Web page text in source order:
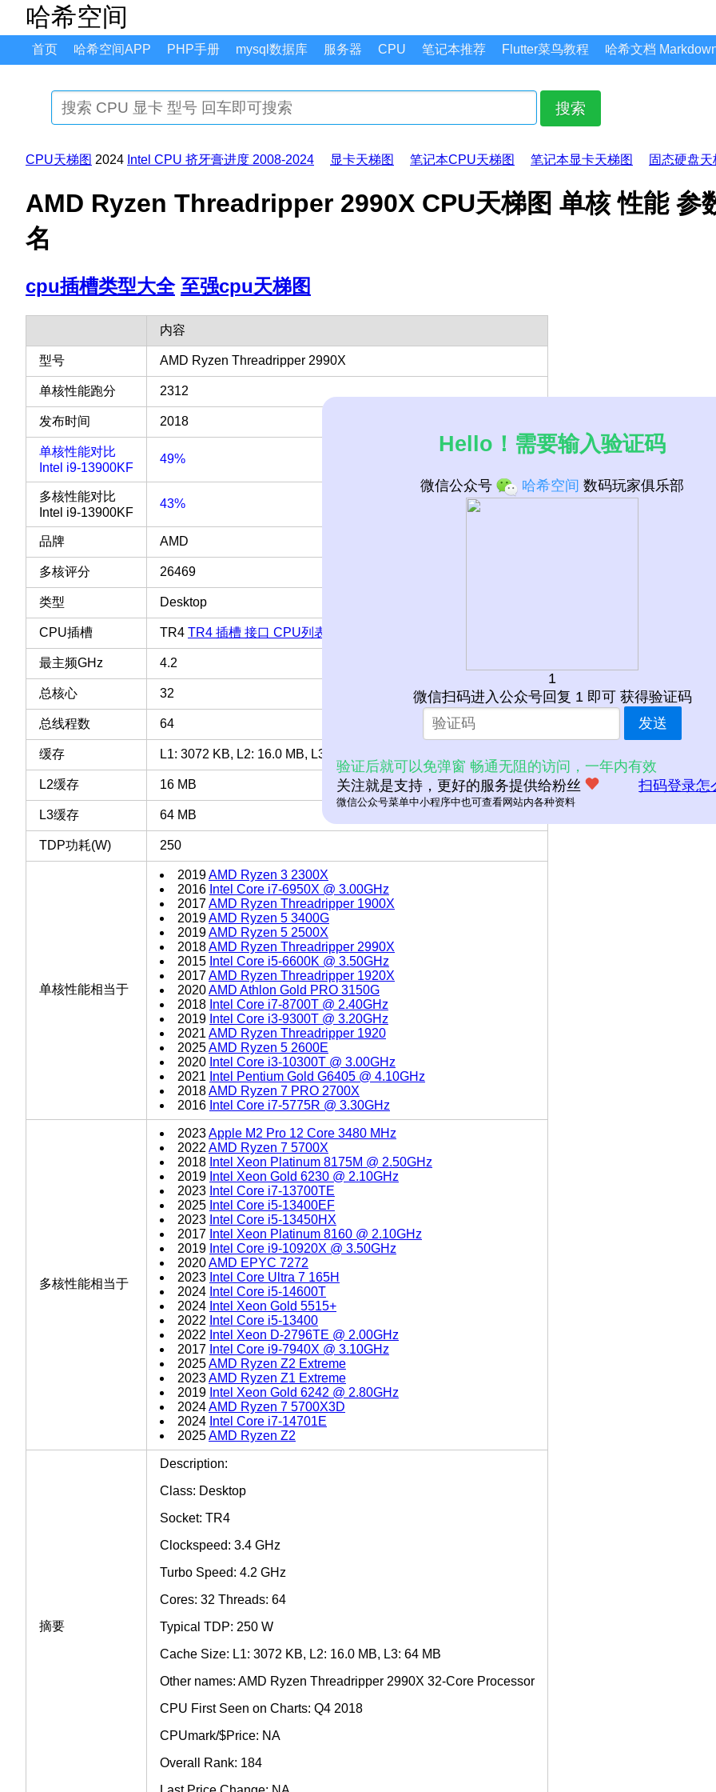
哈希空间
首页 哈希空间APP PHP手册 mysql数据库 服务器 CPU 笔记本推荐 Flutter菜鸟教程 哈希文档
搜索
CPU天梯图 2024 Intel CPU 挤牙膏进度 2008-2024 显卡天梯图 笔记本CPU天梯图 笔记本显卡天梯图 固态硬盘天
AMD Ryzen Threadripper 2990X CPU天梯图 单核 性能 参
名
cpu插槽类型大全 至强cpu天梯图
内容
型号 AMD Ryzen Threadripper 2990X
单核性能跑分 2312
发布时间 2018
单核性能对比
Intel i9-13900KF
49%
多核性能对比
Intel i9-13900KF
43%
品牌 AMD
多核评分 26469
类型 Desktop
CPU插槽 TR4 TR4 插槽 接口 CPU列表
最主频GHz 4.2
总核心 32
总线程数 64
缓存 L1: 3072 KB, L2: 16.0 MB, L3: 64 MB
L2缓存 16 MB
L3缓存 64 MB
TDP功耗(W) 250
单核性能相当于
2019AMD Ryzen 3 2300X
2016 Intel Core i7-6950X @ 3.00GHz
2017AMD Ryzen Threadripper 1900X
2019AMD Ryzen 5 3400G
2019AMD Ryzen 5 2500X
2018AMD Ryzen Threadripper 2990X
2015 Intel Core i5-6600K @ 3.50GHz
2017AMD Ryzen Threadripper 1920X
2020AMD Athlon Gold PRO 3150G
2018 Intel Core i7-8700T @ 2.40GHz
2019 Intel Core i3-9300T @ 3.20GHz
2021 AMD Ryzen Threadripper 1920
2025AMD Ryzen 5 2600E
2020 Intel Core i3-10300T @ 3.00GHz
2021 Intel Pentium Gold G6405 @ 4.10GHz
2018AMD Ryzen 7 PRO 2700X
2016 Intel Core i7-5775R @ 3.30GHz
多核性能相当于
2023Apple M2 Pro 12 Core 3480 MHz
2022 AMD Ryzen 7 5700X
2018 Intel Xeon Platinum 8175M @ 2.50GHz
2019 Intel Xeon Gold 6230 @ 2.10GHz
2023 Intel Core i7-13700TE
2025 Intel Core i5-13400EF
2023 Intel Core i5-13450HX
2017 Intel Xeon Platinum 8160 @ 2.10GHz
2019 Intel Core i9-10920X @ 3.50GHz
2020AMD EPYC 7272
2023 Intel Core Ultra 7 165H
2024 Intel Core i5-14600T
2024 Intel Xeon Gold 5515+
2022 Intel Core i5-13400
2022 Intel Xeon D-2796TE @ 2.00GHz
2017 Intel Core i9-7940X @ 3.10GHz
2025AMD Ryzen Z2 Extreme
2023AMD Ryzen Z1 Extreme
2019 Intel Xeon Gold 6242 @ 2.80GHz
2024AMD Ryzen 7 5700X3D
2024 Intel Core i7-14701E
2025AMD Ryzen Z2
摘要
Description:
Class: Desktop
Socket: TR4
Clockspeed: 3.4 GHz
Turbo Speed: 4.2 GHz
Cores: 32 Threads: 64
Typical TDP: 250 W
Cache Size: L1: 3072 KB, L2: 16.0 MB, L3: 64 MB
Other names: AMD Ryzen Threadripper 2990X 32-Core Processor
CPU First Seen on Charts: Q4 2018
CPUmark/$Price: NA
Overall Rank: 184
Hello！需要输入验证码
微信公众号 哈希空间 数码玩家俱乐部
1
微信扫码进入公众号回复 1 即可 获得验证码
发送
验证后就可以免弹窗 畅通无阻的访问，一年内有效
关注就是支持，更好的服务提供给粉丝
扫码登录怎
微信公众号菜单中小程序中也可查看网站内各种资料